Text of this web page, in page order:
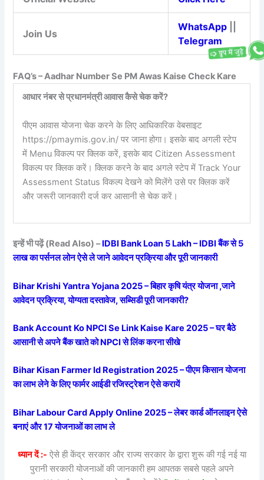
Join Us
WhatsApp
Telegram
FAQ’s – Aadhar Number Se PM Awas Kaise Check Kare
आधार नंबर से प्रधानमंत्री आवास कैसे चेक करें?
पीएम आवास योजना चेक करने के लिए आधिकारिक वेबसाइट
https://pmaymis.gov.in/ पर जाना होगा। इसके बाद अगली स्टेप
में Menu विकल्प पर क्लिक करें, इसके बाद Citizen Assessment
विकल्प पर क्लिक करें। क्लिक करने के बाद अगले स्टेप में Track Your
Assessment Status विकल्प देखने को मिलेंगे उसे पर क्लिक करें
और जरूरी जानकारी दर्ज कर आसानी से चेक करें।
इन्हें भी पढ़ें (Read Also) –IDBI Bank Loan 5 Lakh – IDBI बैंक से 5
लाख का पर्सनल लोन ऐसे ले जाने आवेदन प्रक्रिया और पूरी जानकारी
Bihar Krishi Yantra Yojana 2025 – बिहार कृषि यंत्र योजना ,जाने
आवेदन प्रक्रिया, योग्यता दस्तावेज, सब्सिडी पूरी जानकारी?
Bank Account Ko NPCI Se Link Kaise Kare 2025 – घर बैठे
आसानी से अपने बैंक खाते को NPCI से लिंक करना सीखे
Bihar Kisan Farmer Id Registration 2025 – पीएम किसान योजना
का लाभ लेने के लिए फार्मर आईडी रजिस्ट्रेशन ऐसे करायें
Bihar Labour Card Apply Online 2025 – लेबर कार्ड ऑनलाइन ऐसे
बनाएं और 17 योजनाओं का लाभ ले
ध्यान दें :- ऐसे ही केंद्र सरकार और राज्य सरकार के द्वारा शुरू की गई नई या
पुरानी सरकारी योजनाओं की जानकारी हम आपतक सबसे पहले अपने